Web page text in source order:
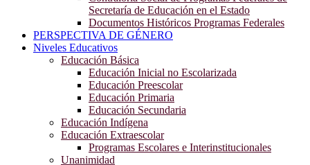
Secretaría de Educación en el Estado
Documentos Históricos Programas Federales
PERSPECTIVA DE GÉNERO
Niveles Educativos
Educación Básica
Educación Inicial no Escolarizada
Educación Preescolar
Educación Primaria
Educación Secundaria
Educación Indígena
Educación Extraescolar
Programas Escolares e Interinstitucionales
Unanimidad